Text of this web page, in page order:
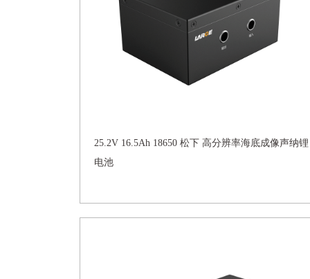
25.2V 16.5Ah 18650 松下 高分辨率海底成像声纳锂
电池